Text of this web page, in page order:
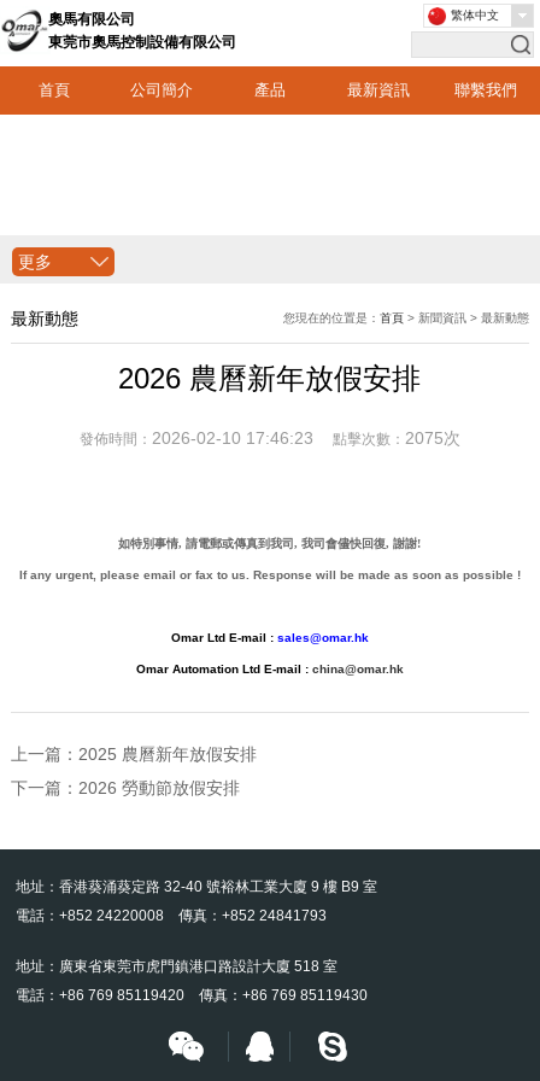
奧馬有限公司
東莞市奧馬控制設備有限公司
首頁 公司簡介 產品 最新資訊 聯繫我們
繁体中文
更多
最新動態 您現在的位置是：首頁 > 新聞資訊 > 最新動態
2026 農曆新年放假安排
發佈時間： 2026-02-10 17:46:23 點擊次數： 2075次
如特別事情, 請電郵或傳真到我司, 我司會儘快回復, 謝謝!
If any urgent, please email or fax to us. Response will be made as soon as possible !
Omar Ltd E-mail : sales@omar.hk
Omar Automation Ltd E-mail : china@omar.hk
上一篇： 2025 農曆新年放假安排
下一篇： 2026 勞動節放假安排
地址：香港葵涌葵定路 32-40 號裕林工業大廈 9 樓 B9 室
電話：+852 24220008 傳真：+852 24841793
地址：廣東省東莞市虎門鎮港口路設計大廈 518 室
電話：+86 769 85119420 傳真：+86 769 85119430